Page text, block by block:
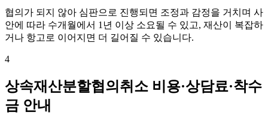
협의가 되지 않아 심판으로 진행되면 조정과 감정을 거치며 사
안에 따라 수개월에서 1년 이상 소요될 수 있고, 재산이 복잡하
거나 항고로 이어지면 더 길어질 수 있습니다.
4
상속재산분할협의취소 비용·상담료·착수
금 안내